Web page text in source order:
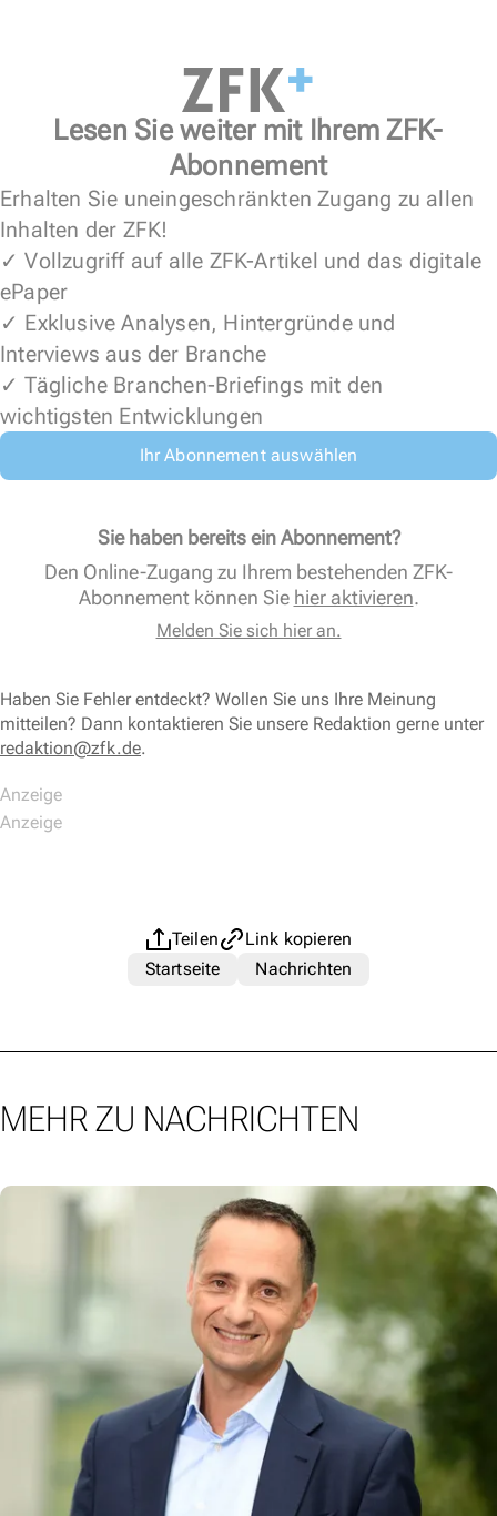
Lesen Sie weiter mit Ihrem ZFK-
Abonnement
Erhalten Sie uneingeschränkten Zugang zu allen
Inhalten der ZFK!
✓ Vollzugriff auf alle ZFK-Artikel und das digitale
ePaper
✓ Exklusive Analysen, Hintergründe und
Interviews aus der Branche
✓ Tägliche Branchen-Briefings mit den
wichtigsten Entwicklungen
Ihr Abonnement auswählen
Sie haben bereits ein Abonnement?
Den Online-Zugang zu Ihrem bestehenden ZFK-
Abonnement können Sie hier aktivieren.
Melden Sie sich hier an.
Haben Sie Fehler entdeckt? Wollen Sie uns Ihre Meinung
mitteilen? Dann kontaktieren Sie unsere Redaktion gerne unter
redaktion@zfk.de.
Teilen
Link kopieren
Startseite
Nachrichten
MEHR ZU NACHRICHTEN